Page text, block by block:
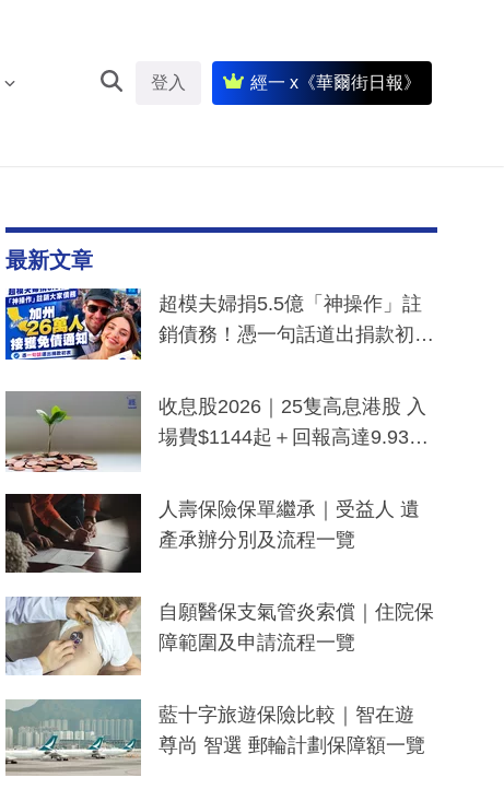
登入 經一 x《華爾街日報》
最新文章
超模夫婦捐5.5億「神操作」註
銷債務！憑一句話道出捐款初
一度被誤當詐騙手段
收息股2026｜25隻高息港股 入
場費$1144起＋回報高達9.93
人壽保險保單繼承｜受益人 遺
產承辦分別及流程一覽
自願醫保支氣管炎索償｜住院保
障範圍及申請流程一覽
藍十字旅遊保險比較｜智在遊
尊尚 智選 郵輪計劃保障額一覽